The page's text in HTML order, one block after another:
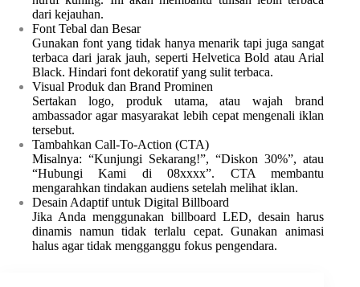
dari kejauhan.
Font Tebal dan Besar
Gunakan font yang tidak hanya menarik tapi juga sangat
terbaca dari jarak jauh, seperti Helvetica Bold atau Arial
Black. Hindari font dekoratif yang sulit terbaca.
Visual Produk dan Brand Prominen
Sertakan logo, produk utama, atau wajah brand
ambassador agar masyarakat lebih cepat mengenali iklan
tersebut.
Tambahkan Call-To-Action (CTA)
Misalnya: “Kunjungi Sekarang!”, “Diskon 30%”, atau
“Hubungi Kami di 08xxxx”. CTA membantu
mengarahkan tindakan audiens setelah melihat iklan.
Desain Adaptif untuk Digital Billboard
Jika Anda menggunakan billboard LED, desain harus
dinamis namun tidak terlalu cepat. Gunakan animasi
halus agar tidak mengganggu fokus pengendara.